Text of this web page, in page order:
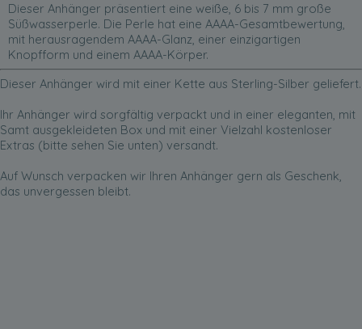
Dieser Anhänger präsentiert eine weiße, 6 bis 7 mm große
Süßwasserperle. Die Perle hat eine AAAA-Gesamtbewertung,
mit herausragendem AAAA-Glanz, einer einzigartigen
Knopfform und einem AAAA-Körper.
Dieser Anhänger wird mit einer Kette aus Sterling-Silber geliefert.
Ihr Anhänger wird sorgfältig verpackt und in einer eleganten, mit
Samt ausgekleideten Box und mit einer Vielzahl kostenloser
Extras (bitte sehen Sie unten) versandt.
Auf Wunsch verpacken wir Ihren Anhänger gern als Geschenk,
das unvergessen bleibt.